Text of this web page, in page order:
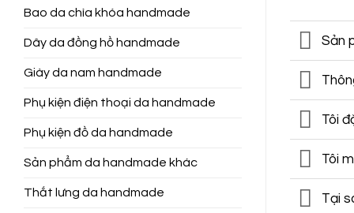
Bao da chìa khóa handmade
Dây da đồng hồ handmade
Giày da nam handmade
Phụ kiện điện thoại da handmade
Phụ kiện đồ da handmade
Sản phẩm da handmade khác
Thắt lưng da handmade
Sản
Tôi
Tôi
Tại